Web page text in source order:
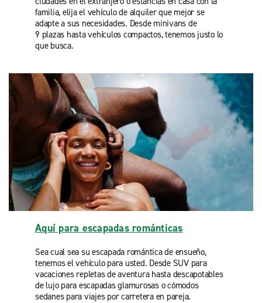
familia, elija el vehículo de alquiler que mejor se
adapte a sus necesidades. Desde minivans de
9 plazas hasta vehículos compactos, tenemos justo lo
que busca.
Aquí para escapadas románticas
Sea cual sea su escapada romántica de ensueño,
tenemos el vehículo para usted. Desde SUV para
vacaciones repletas de aventura hasta descapotables
de lujo para escapadas glamurosas o cómodos
sedanes para viajes por carretera en pareja.